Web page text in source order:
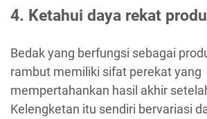
4. Ketahui daya rekat
Bedak yang berfungsi sebagai
rambut memiliki sifat perekat yang
mempertahankan hasil akhir
Kelengketan itu sendiri bervariasi